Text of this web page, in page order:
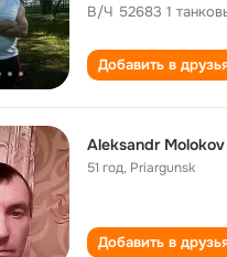
В/Ч 52683 1
Добавить в
Aleksandr Molokov
51 год, Priargunsk
Добавить в